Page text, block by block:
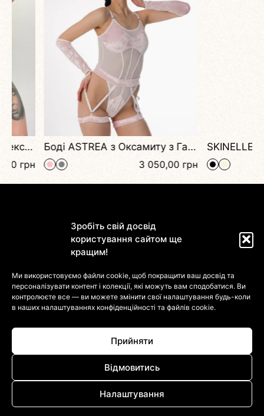
Зробіть свій досвід
користування сайтом ще
кращим!
Ми використовуємо файли cookie, щоб покращити ваш досвід та
персоналізувати контент і колекції, які можуть вам сподобатися. Ви
контролюєте все — ви можете змінити свої налаштування будь-коли
в наших налаштуваннях конфіденційності та файлів cookie.
Прийняти
Відмовитись
Налаштування
Боді ASTREA з Оксамиту з Гартерами Поясом та Рукавичками для Pole Dance та Сценічних Виступів
3 050,00грн
Інформація